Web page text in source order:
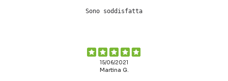
Sono soddisfatta
15/06/2021
Martina G.